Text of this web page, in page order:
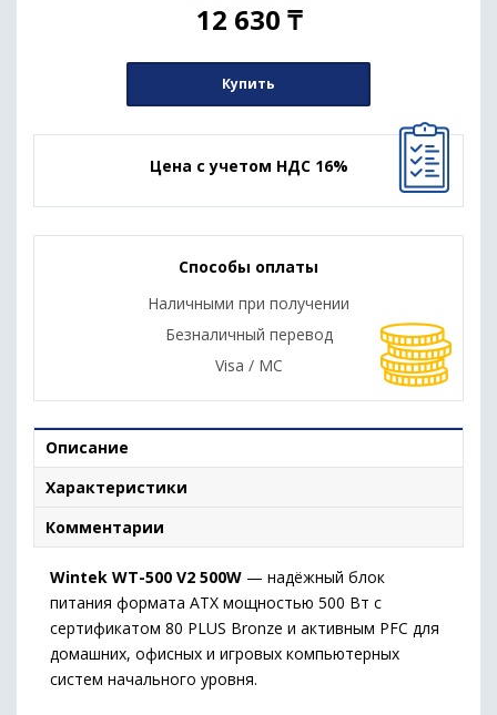
12 630 ₸
Купить
Цена с учетом НДС 16%
Способы оплаты
Наличными при получении
Безналичный перевод
Visa / MC
Описание
Характеристики
Комментарии
Wintek WT-500 V2 500W — надёжный блок
питания формата ATX мощностью 500 Вт с
сертификатом 80 PLUS Bronze и активным PFC для
домашних, офисных и игровых компьютерных
систем начального уровня.